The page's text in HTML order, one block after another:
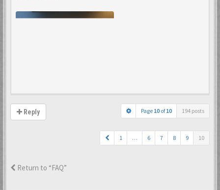
Reply Page 10 of10 194 posts
1 … 6 7 8 9 10
Return to “FAQ”